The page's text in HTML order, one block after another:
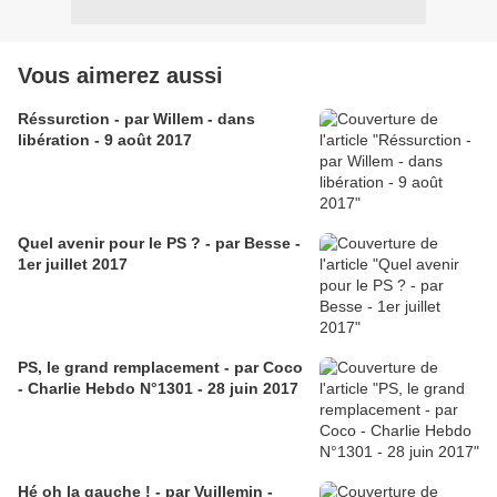
Vous aimerez aussi
Réssurction - par Willem - dans
libération - 9 août 2017
Quel avenir pour le PS ? - par Besse -
1er juillet 2017
PS, le grand remplacement - par Coco
- Charlie Hebdo N°1301 - 28 juin 2017
Hé oh la gauche ! - par Vuillemin -